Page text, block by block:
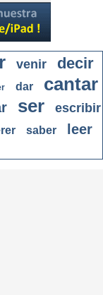
venir
decir
dar cantar
ser escribir
saber leer